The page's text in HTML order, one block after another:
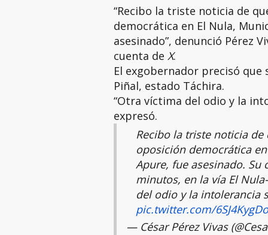
“Recibo la triste noticia de
democrática en El Nula,
asesinado”, denunció Pérez
cuenta de X.
El exgobernador precisó que
Piñal, estado Táchira.
“Otra víctima del odio y la
expresó.
Recibo la triste noticia de
oposición democrática
Apure, fue asesinado. Su
minutos, en la vía El
del odio y la intolerancia
pic.twitter.com/
— César Pérez Vivas